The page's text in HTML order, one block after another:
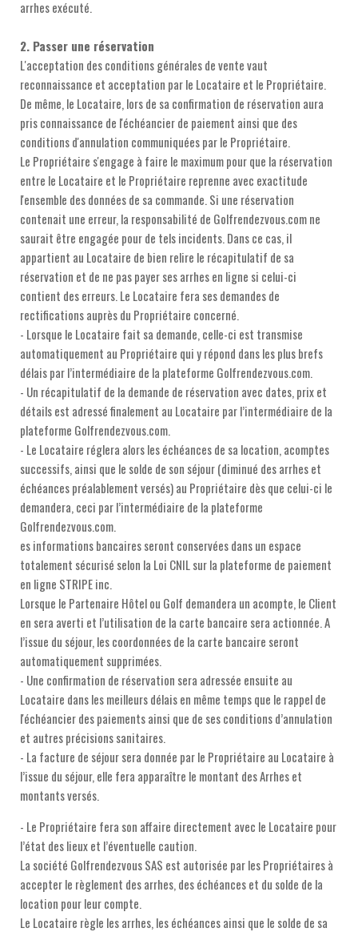
arrhes exécuté.
2. Passer une réservation
L'acceptation des conditions générales de vente vaut
reconnaissance et acceptation par le Locataire et le Propriétaire.
De même, le Locataire, lors de sa confirmation de réservation aura
pris connaissance de l'échéancier de paiement ainsi que des
conditions d'annulation communiquées par le Propriétaire.
Le Propriétaire s'engage à faire le maximum pour que la réservation
entre le Locataire et le Propriétaire reprenne avec exactitude
l'ensemble des données de sa commande. Si une réservation
contenait une erreur, la responsabilité de Golfrendezvous.com ne
saurait être engagée pour de tels incidents. Dans ce cas, il
appartient au Locataire de bien relire le récapitulatif de sa
réservation et de ne pas payer ses arrhes en ligne si celui-ci
contient des erreurs. Le Locataire fera ses demandes de
rectifications auprès du Propriétaire concerné.
- Lorsque le Locataire fait sa demande, celle-ci est transmise
automatiquement au Propriétaire qui y répond dans les plus brefs
délais par l’intermédiaire de la plateforme Golfrendezvous.com.
- Un récapitulatif de la demande de réservation avec dates, prix et
détails est adressé finalement au Locataire par l’intermédiaire de la
plateforme Golfrendezvous.com.
- Le Locataire réglera alors les échéances de sa location, acomptes
successifs, ainsi que le solde de son séjour (diminué des arrhes et
échéances préalablement versés) au Propriétaire dès que celui-ci le
demandera, ceci par l’intermédiaire de la plateforme
Golfrendezvous.com.
es informations bancaires seront conservées dans un espace
totalement sécurisé selon la Loi CNIL sur la plateforme de paiement
en ligne STRIPE inc.
Lorsque le Partenaire Hôtel ou Golf demandera un acompte, le Client
en sera averti et l’utilisation de la carte bancaire sera actionnée. A
l’issue du séjour, les coordonnées de la carte bancaire seront
automatiquement supprimées.
- Une confirmation de réservation sera adressée ensuite au
Locataire dans les meilleurs délais en même temps que le rappel de
l'échéancier des paiements ainsi que de ses conditions d’annulation
et autres précisions sanitaires.
- La facture de séjour sera donnée par le Propriétaire au Locataire à
l’issue du séjour, elle fera apparaître le montant des Arrhes et
montants versés.
- Le Propriétaire fera son affaire directement avec le Locataire pour
l’état des lieux et l’éventuelle caution.
La société Golfrendezvous SAS est autorisée par les Propriétaires à
accepter le règlement des arrhes, des échéances et du solde de la
location pour leur compte.
Le Locataire règle les arrhes, les échéances ainsi que le solde de sa